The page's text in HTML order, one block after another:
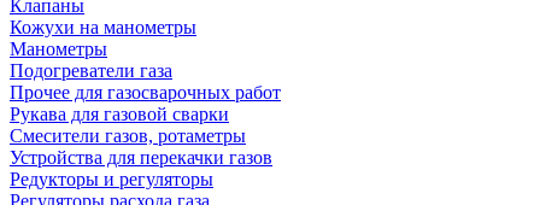
Клапаны
Кожухи на манометры
Манометры
Подогреватели газа
Прочее для газосварочных работ
Рукава для газовой сварки
Смесители газов, ротаметры
Устройства для перекачки газов
Редукторы и регуляторы
Регуляторы расхода газа